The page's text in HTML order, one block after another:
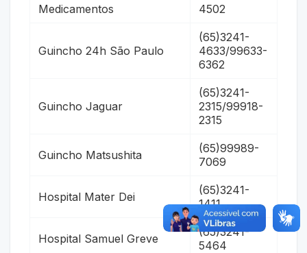
Medicamentos
4502
Guincho 24h São Paulo
(65)3241-
4633/99633-
6362
Guincho Jaguar
(65)3241-
2315/99918-
2315
Guincho Matsushita
(65)99989-
7069
Hospital Mater Dei
(65)3241-
1411
Hospital Samuel Greve
(65)3241-
5464